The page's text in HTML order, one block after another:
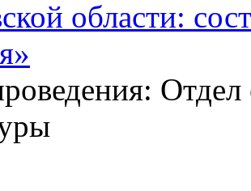
области:
Отдел